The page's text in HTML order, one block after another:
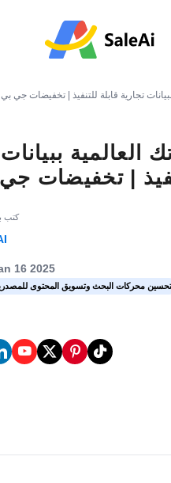
تجارية قابلة للتنفيذ | تخفيضات جي
العالمية
| تخفيضات
كتب
16 2025
تحسين محركات البحث وتسويق المحتوى